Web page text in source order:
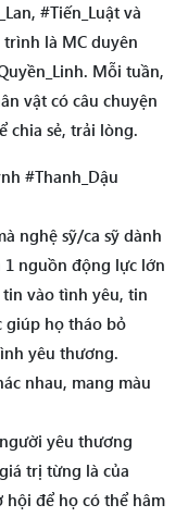
#Tiến_Luật và
là MC duyên
Mỗi tuần,
vật có câu chuyện
chia sẻ, trải lòng.
#Thanh_Dậu
nghệ sỹ/ca sỹ dành
nguồn động lực lớn
vào tình yêu, tin
giúp họ tháo bỏ
yêu thương.
nhau, mang màu
yêu thương
trị từng là của
hội để họ có thể hâm